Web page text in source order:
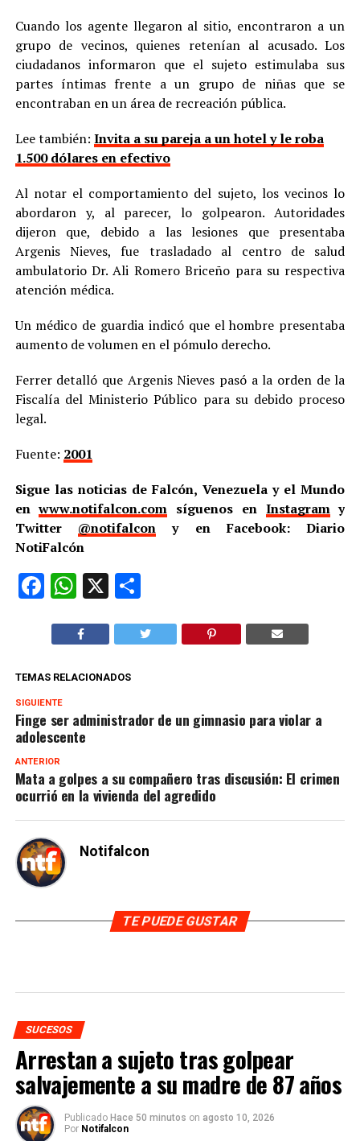
Cuando los agente llegaron al sitio, encontraron a un
grupo de vecinos, quienes retenían al acusado. Los
ciudadanos informaron que el sujeto estimulaba sus
partes íntimas frente a un grupo de niñas que se
encontraban en un área de recreación pública.
Lee también: Invita a su pareja a un hotel y le roba
1.500 dólares en efectivo
Al notar el comportamiento del sujeto, los vecinos lo
abordaron y, al parecer, lo golpearon. Autoridades
dijeron que, debido a las lesiones que presentaba
Argenis Nieves, fue trasladado al centro de salud
ambulatorio Dr. Ali Romero Briceño para su respectiva
atención médica.
Un médico de guardia indicó que el hombre presentaba
aumento de volumen en el pómulo derecho.
Ferrer detalló que Argenis Nieves pasó a la orden de la
Fiscalía del Ministerio Público para su debido proceso
legal.
Fuente: 2001
Sigue las noticias de Falcón, Venezuela y el Mundo
enwww.notifalcon.com síguenos en Instagramy
Twitter @notifalcon y en Facebook: Diario
NotiFalcón
Facebook
WhatsApp
X Compartir
TEMAS RELACIONADOS
SIGUIENTE
Finge ser administrador de un gimnasio para violar a
adolescente
ANTERIOR
Mata a golpes a su compañero tras discusión: El crimen
ocurrió en la vivienda del agredido
Notifalcon
TE PUEDE GUSTAR
SUCESOS
Arrestan a sujeto tras golpear
salvajemente a su madre de 87 años
Publicado Hace 50 minutos on agosto 10, 2026
Por Notifalcon